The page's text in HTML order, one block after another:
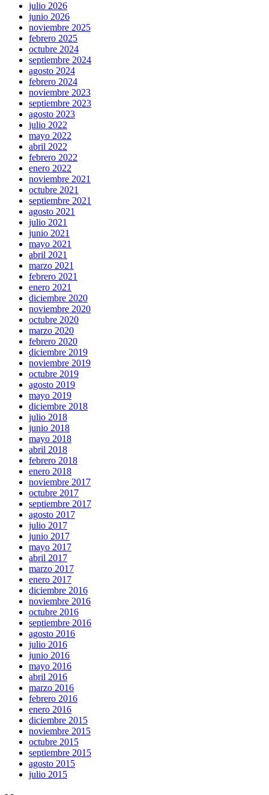
julio 2026
junio 2026
noviembre 2025
febrero 2025
octubre 2024
septiembre 2024
agosto 2024
febrero 2024
noviembre 2023
septiembre 2023
agosto 2023
julio 2022
mayo 2022
abril 2022
febrero 2022
enero 2022
noviembre 2021
octubre 2021
septiembre 2021
agosto 2021
julio 2021
junio 2021
mayo 2021
abril 2021
marzo 2021
febrero 2021
enero 2021
diciembre 2020
noviembre 2020
octubre 2020
marzo 2020
febrero 2020
diciembre 2019
noviembre 2019
octubre 2019
agosto 2019
mayo 2019
diciembre 2018
julio 2018
junio 2018
mayo 2018
abril 2018
febrero 2018
enero 2018
noviembre 2017
octubre 2017
septiembre 2017
agosto 2017
julio 2017
junio 2017
mayo 2017
abril 2017
marzo 2017
enero 2017
diciembre 2016
noviembre 2016
octubre 2016
septiembre 2016
agosto 2016
julio 2016
junio 2016
mayo 2016
abril 2016
marzo 2016
febrero 2016
enero 2016
diciembre 2015
noviembre 2015
octubre 2015
septiembre 2015
agosto 2015
julio 2015